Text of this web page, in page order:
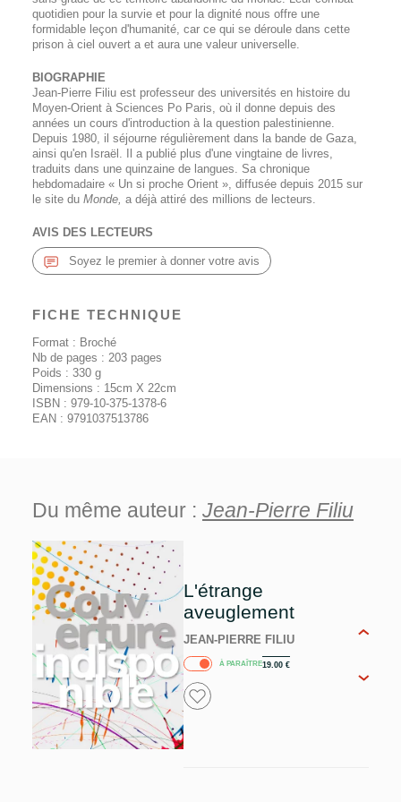
quotidien pour la survie et pour la dignité nous offre une
formidable leçon d'humanité, car ce qui se déroule dans cette
prison à ciel ouvert a et aura une valeur universelle.
BIOGRAPHIE
Jean-Pierre Filiu est professeur des universités en histoire du
Moyen-Orient à Sciences Po Paris, où il donne depuis des
années un cours d'introduction à la question palestinienne.
Depuis 1980, il séjourne régulièrement dans la bande de Gaza,
ainsi qu'en Israël. Il a publié plus d'une vingtaine de livres,
traduits dans une quinzaine de langues. Sa chronique
hebdomadaire « Un si proche Orient », diffusée depuis 2015 sur
le site du Monde, a déjà attiré des millions de lecteurs.
AVIS DES LECTEURS
Soyez le premier à donner votre avis
FICHE TECHNIQUE
Format : Broché
Nb de pages : 203 pages
Poids : 330 g
Dimensions : 15cm X 22cm
ISBN : 979-10-375-1378-6
EAN : 9791037513786
Du même auteur : Jean-Pierre Filiu
L'étrange
aveuglement
JEAN-PIERRE FILIU
À PARAÎTRE19.00 €